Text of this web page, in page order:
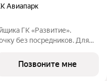
Авиапарк
ГК «Развитие».
без посредников. Для
Позвоните мне